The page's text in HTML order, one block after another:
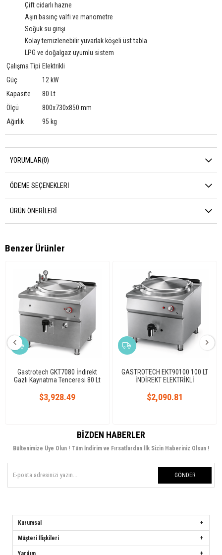
Çift cidarlı hazne
Aşırı basınç valfi ve manometre
Soğuk su girişi
Kolay temizlenebilir yuvarlak köşeli üst tabla
LPG ve doğalgaz uyumlu sistem
Çalışma Tipi Elektrikli
Güç
12 kW
Kapasite
80 Lt
Ölçü
800x730x850 mm
Ağırlık
95 kg
YORUMLAR(0)
ÖDEME SEÇENEKLERI
ÜRÜN ÖNERILERI
Benzer Ürünler
Gastrotech GKT7080 İndirekt
Gazlı Kaynatma Tenceresi 80 Lt
$3,928.49
GASTROTECH EKT90100 100 LT
İNDİREKT ELEKTRİKLİ
SERİ
$2,090.81
BIZDEN HABERLER
Bültenimize Üye Olun ! Tüm İndirim ve Fırsatlardan İlk Sizin Haberiniz Olsun !
GÖNDER
Kurumsal
Müşteri İlişkileri
Yardım